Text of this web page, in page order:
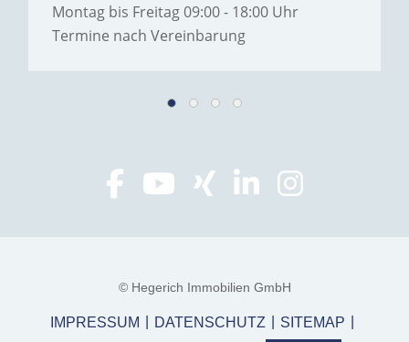
Montag bis Freitag 09:00 - 18:00 Uhr
Termine nach Vereinbarung
© Hegerich Immobilien GmbH
IMPRESSUM DATENSCHUTZ SITEMAP